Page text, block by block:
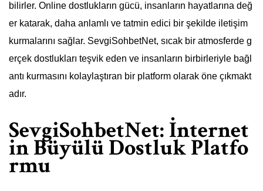
bilirler. Online dostlukların gücü, insanların hayatlarına değ
er katarak, daha anlamlı ve tatmin edici bir şekilde iletişim
kurmalarını sağlar. SevgiSohbetNet, sıcak bir atmosferde g
erçek dostlukları teşvik eden ve insanların birbirleriyle bağl
antı kurmasını kolaylaştıran bir platform olarak öne çıkmakt
adır.
SevgiSohbetNet: İnternet
in Büyülü Dostluk Platfo
rmu